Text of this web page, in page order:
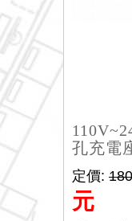
孔充電
定價:
元